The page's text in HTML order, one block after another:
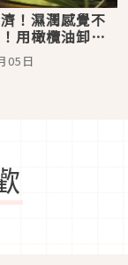
！濕潤感覺不
用橄欖油卸妝
05日